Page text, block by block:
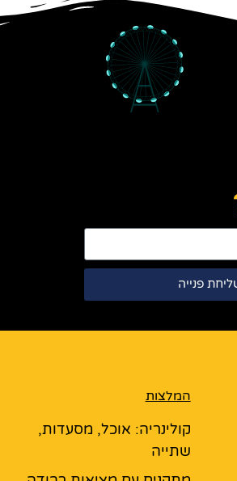
פנייה
המלצות
קולינריה: אוכל, מסעדות,
שתייה